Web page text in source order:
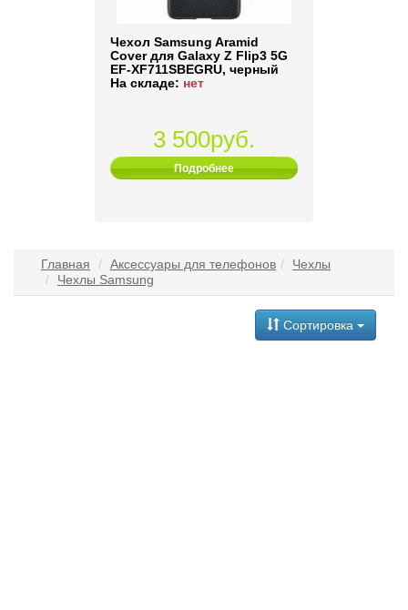
Чехол Samsung Aramid
Cover для Galaxy Z Flip3 5G
EF-XF711SBEGRU, черный
На складе: нет
3 500руб.
Подробнее
Главная Аксессуары для телефонов
Чехлы
Чехлы Samsung
Сортировка